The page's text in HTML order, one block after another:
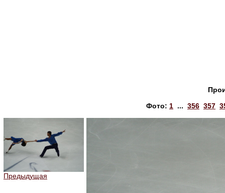
Фото: 1 ... 356 357
Предыдущая